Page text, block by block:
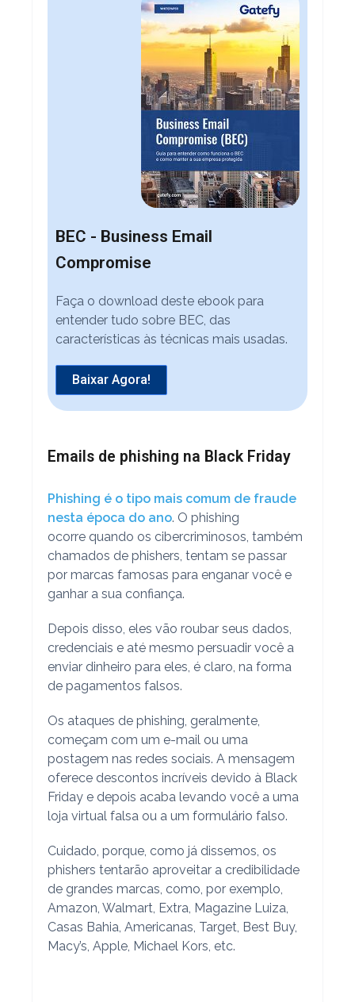
BEC - Business Email
Compromise
Faça o download deste ebook para
entender tudo sobre BEC, das
características às técnicas mais usadas.
Baixar Agora!
Emails de phishing na Black Friday
Phishing é o tipo mais comum de fraude
nesta época do ano. O phishing
ocorre quando os cibercriminosos, também
chamados de phishers, tentam se passar
por marcas famosas para enganar você e
ganhar a sua confiança.
Depois disso, eles vão roubar seus dados,
credenciais e até mesmo persuadir você a
enviar dinheiro para eles, é claro, na forma
de pagamentos falsos.
Os ataques de phishing, geralmente,
começam com um e-mail ou uma
postagem nas redes sociais. A mensagem
oferece descontos incríveis devido à Black
Friday e depois acaba levando você a uma
loja virtual falsa ou a um formulário falso.
Cuidado, porque, como já dissemos, os
phishers tentarão aproveitar a credibilidade
de grandes marcas, como, por exemplo,
Amazon, Walmart, Extra, Magazine Luiza,
Casas Bahia, Americanas, Target, Best Buy,
Macy’s, Apple, Michael Kors, etc.